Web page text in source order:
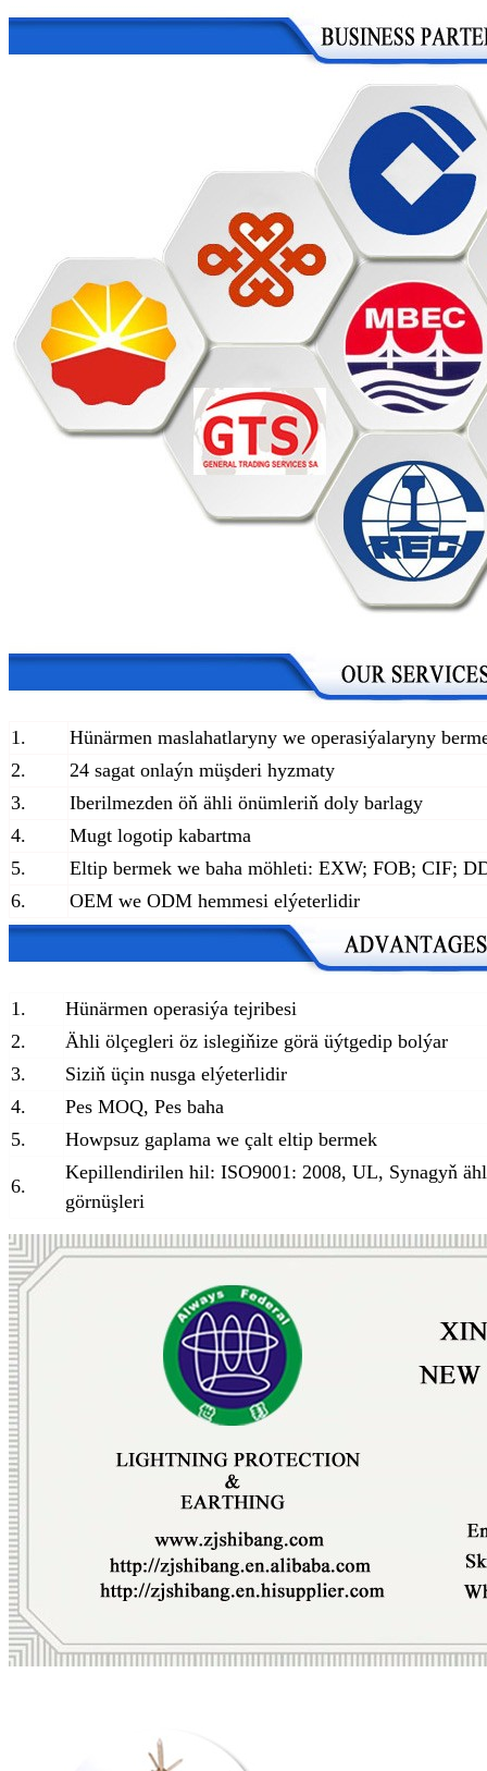
1.
Hünärmen maslahatlaryny we operasiýalaryny
2.
24 sagat onlaýn müşderi hyzmaty
3.
Iberilmezden öň ähli önümleriň doly barlagy
4.
Mugt logotip kabartma
5.
Eltip bermek we baha möhleti: EXW; FOB; CIF;
6.
OEM we ODM hemmesi elýeterlidir
1.
Hünärmen operasiýa tejribesi
2.
Ähli ölçegleri öz islegiňize görä üýtgedip bolýar
3.
Siziň üçin nusga elýeterlidir
4.
Pes MOQ, Pes baha
5.
Howpsuz gaplama we çalt eltip bermek
6.
Kepillendirilen hil: ISO9001: 2008, UL, Synagyň
görnüşleri